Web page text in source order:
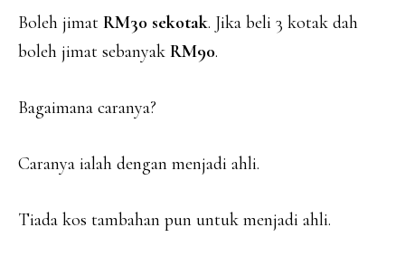
Boleh jimat RM30 sekotak. Jika beli 3 kotak dah
boleh jimat sebanyak RM90.
Bagaimana caranya?
Caranya ialah dengan menjadi ahli.
Tiada kos tambahan pun untuk menjadi ahli.